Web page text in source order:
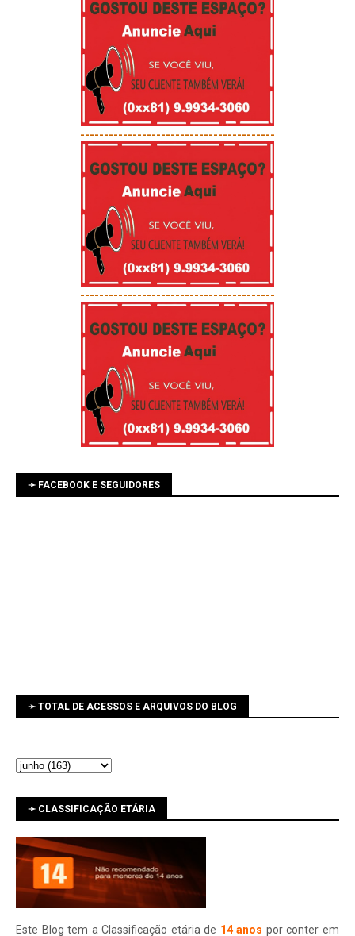
-----------------------------------------
-----------------------------------------
➛ FACEBOOK E SEGUIDORES
➛ TOTAL DE ACESSOS E ARQUIVOS DO BLOG
➛ CLASSIFICAÇÃO ETÁRIA
Este Blog tem a Classificação etária de 14 anos por conter em